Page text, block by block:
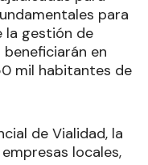
para
la gestión de
en
mil habitantes de
de Vialidad, la
locales,